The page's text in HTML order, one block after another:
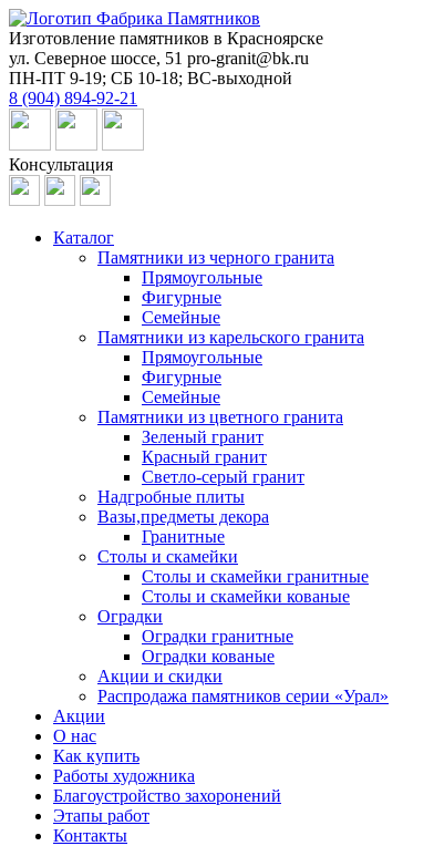
Изготовление памятников в Красноярске
ул. Северное шоссе, 51 pro-granit@bk.ru
ПН-ПТ 9-19; СБ 10-18; ВС-выходной
8 (904) 894-92-21
Консультация
Каталог
Памятники из черного гранита
Прямоугольные
Фигурные
Семейные
Памятники из карельского гранита
Прямоугольные
Фигурные
Семейные
Памятники из цветного гранита
Зеленый гранит
Красный гранит
Светло-серый гранит
Надгробные плиты
Вазы,предметы декора
Гранитные
Столы и скамейки
Столы и скамейки гранитные
Столы и скамейки кованые
Оградки
Оградки гранитные
Оградки кованые
Акции и скидки
Распродажа памятников серии «Урал»
Акции
О нас
Как купить
Работы художника
Благоустройство захоронений
Этапы работ
Контакты